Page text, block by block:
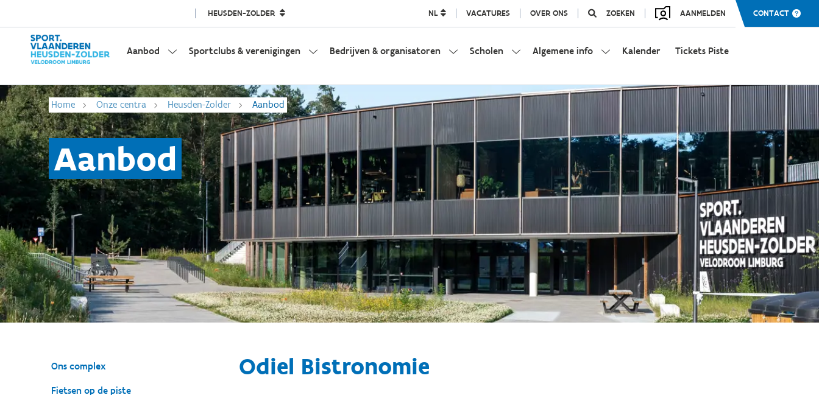
HEUSDEN-ZOLDER NL VACATURES OVER ONS ZOEKEN AANMELDEN CONTACT
Aanbod Sportclubs & verenigingen Bedrijven & organisatoren Scholen Algemene info Kalender Tickets Piste
Home Onze centra Heusden-Zolder Aanbod
Aanbod
Ons complex
Fietsen op de piste
Odiel Bistronomie